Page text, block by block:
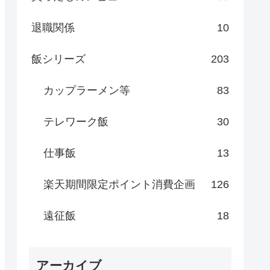
退職関係 10
飯シリーズ 203
カップラーメン等 83
テレワーク飯 30
仕事飯 13
楽天期間限定ポイント消費企画 126
遠征飯 18
アーカイブ